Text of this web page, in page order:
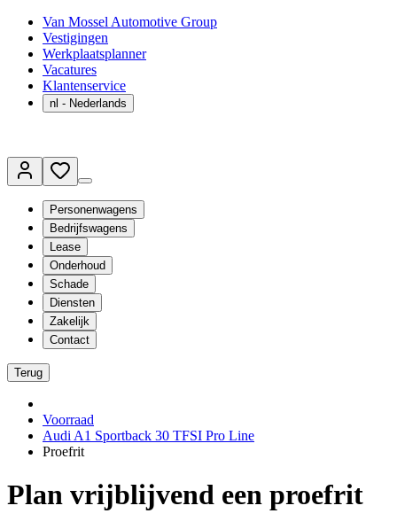
Van Mossel Automotive Group
Vestigingen
Werkplaatsplanner
Vacatures
Klantenservice
nl - Nederlands
Personenwagens
Bedrijfswagens
Lease
Onderhoud
Schade
Diensten
Zakelijk
Contact
Terug
Voorraad
Audi A1 Sportback 30 TFSI Pro Line
Proefrit
Plan vrijblijvend een proefrit